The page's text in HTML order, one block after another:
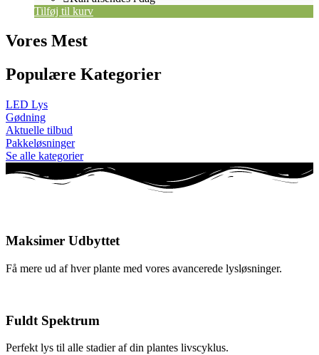
Tilføj til kurv
Vores Mest
Populære Kategorier
LED Lys
Gødning
Aktuelle tilbud
Pakkeløsninger
Se alle kategorier
Maksimer Udbyttet
Få mere ud af hver plante med vores avancerede lysløsninger.
Fuldt Spektrum
Perfekt lys til alle stadier af din plantes livscyklus.